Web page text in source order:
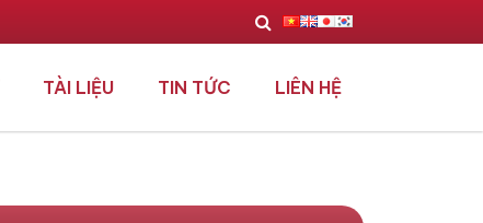
TÀI LIỆU TIN TỨC LIÊN HỆ